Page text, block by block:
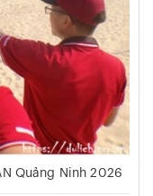
Quảng Ninh 2026